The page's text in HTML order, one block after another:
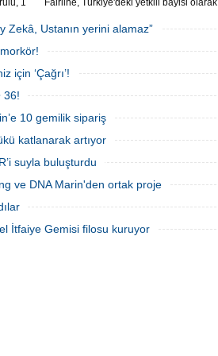
1
Fairline, Türkiye'deki yetkili bayisi olarak
Zekâ, Ustanın yerini alamaz”
için ‘Çağrı’!
36!
10 gemilik sipariş
katlanarak artıyor
suyla buluşturdu
ve DNA Marin'den ortak proje
İtfaiye Gemisi filosu kuruyor